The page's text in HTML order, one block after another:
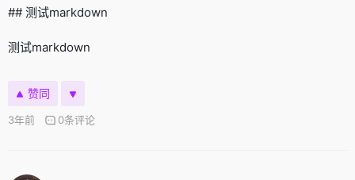
## 测试markdown
测试markdown
赞同
3年前 0条评论